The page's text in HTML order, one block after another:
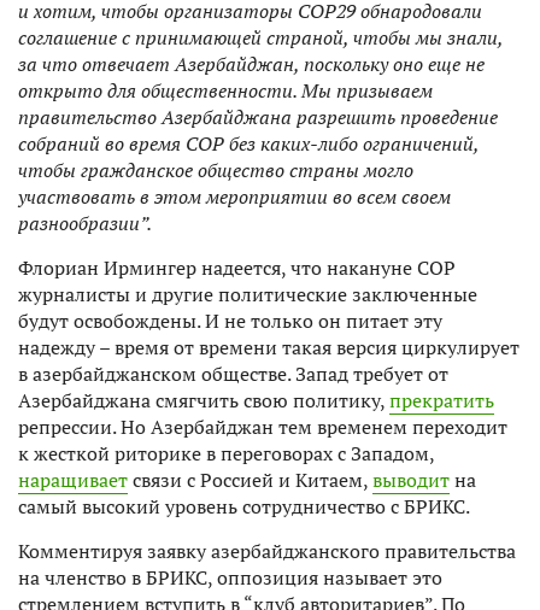
и хотим, чтобы организаторы CОР29 обнародовали
соглашение с принимающей страной, чтобы мы знали,
за что отвечает Азербайджан, поскольку оно еще не
открыто для общественности. Мы призываем
правительство Азербайджана разрешить проведение
собраний во время СОР без каких-либо ограничений,
чтобы гражданское общество страны могло
участвовать в этом мероприятии во всем своем
разнообразии”.
Флориан Ирмингер надеется, что накануне СОР
журналисты и другие политические заключенные
будут освобождены. И не только он питает эту
надежду – время от времени такая версия циркулирует
в азербайджанском обществе. Запад требует от
Азербайджана смягчить свою политику,прекратить
репрессии. Но Азербайджан тем временем переходит
к жесткой риторике в переговорах с Западом,
наращиваетсвязи с Россией и Китаем,выводитна
самый высокий уровень сотрудничество с БРИКС.
Комментируя заявку азербайджанского правительства
на членство в БРИКС, оппозиция называет это
стремлением вступить в “клуб авторитариев”. По